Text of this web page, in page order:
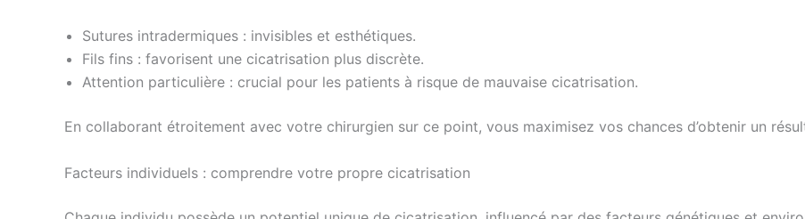
Sutures intradermiques : invisibles et esthétiques.
Fils fins : favorisent une cicatrisation plus discrète.
Attention particulière : crucial pour les patients à risque de mauvaise cicatrisation.
En collaborant étroitement avec votre chirurgien sur ce point, vous maximisez vos chances d’obtenir un
Facteurs individuels : comprendre votre propre cicatrisation